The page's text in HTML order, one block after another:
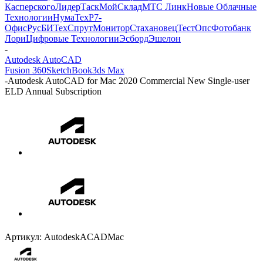
КасперскогоЛидерТаскМойСкладМТС ЛинкНовые Облачные
ТехнологииНумаТехР7-
ОфисРусБИТехСпрутМониторСтахановецТестОпсФотобанк
ЛориЦифровые ТехнологииЭсбордЭшелон
-
Autodesk AutoCAD
Fusion 360SketchBook3ds Max
-Autodesk AutoCAD for Mac 2020 Commercial New Single-user
ELD Annual Subscription
Артикул: AutodeskACADMac